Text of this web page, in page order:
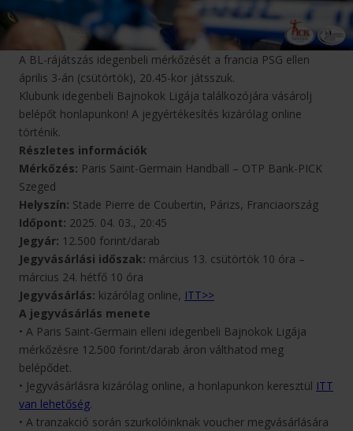
A BL-rájátszás idegenbeli mérkőzését a francia PSG ellen
április 3-án (csütörtök), 20.45-kor játsszuk.
Klubunk idegenbeli Bajnokok Ligája találkozójára vásárolj
belépőt honlapunkon! A jegyértékesítés kizárólag online
történik.
Részletes információk
Mérkőzés: Paris Saint-Germain Handball – OTP Bank-PICK
Szeged
Helyszín: Stade Pierre de Coubertin, Párizs, Franciaország
Időpont: 2025. 04. 03., 20:45
Jegyár: 12.500 forint/darab
Jegyvásárlási időszak: március 13. csütörtök 10 óra –
március 24. hétfő 10 óra
Jegyvásárlás: kizárólag online, ITT>>
A jegyvásárlás menete
• A Paris Saint-Germain elleni idegenbeli Bajnokok Ligája
mérkőzésre 12.500 forint/darab áron válthatod meg
belépődet.
• Jegyvásárlásra kizárólag online, a honlapunkon keresztül ITT
van lehetőség.
• A tranzakció során szurkolóinknak voucher megvásárlására